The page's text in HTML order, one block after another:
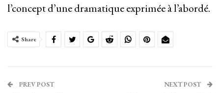
l’concept d’une dramatique exprimée à l’abordé.
Share
PREV POST NEXT POST